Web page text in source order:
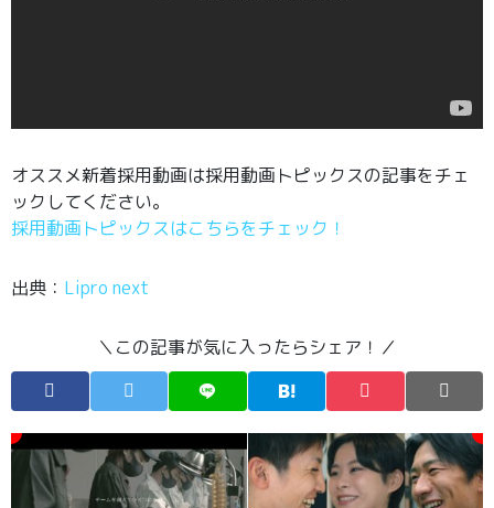
オススメ新着採用動画は採用動画トピックスの記事をチェ
ックしてください。
採用動画トピックスはこちらをチェック！
出典： Lipro next
＼この記事が気に入ったらシェア！／